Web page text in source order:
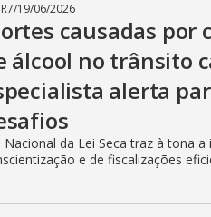
/19/06/2026
causadas por
álcool no trânsito
alerta
Nacional da Lei Seca traz à tona
e de fiscalizações